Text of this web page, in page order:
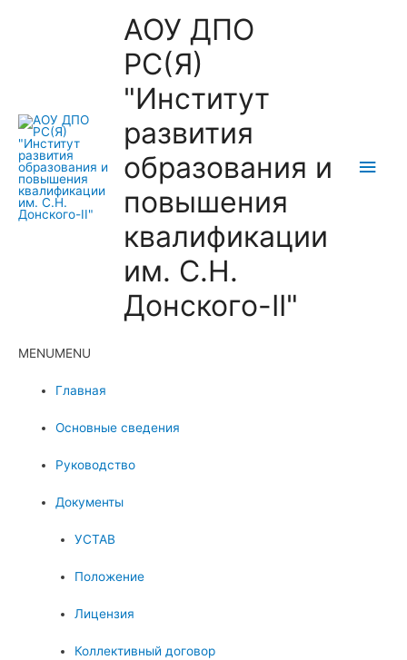
АОУ ДПО
РС(Я)
"Институт
развития
образования и
повышения
квалификации
им. С.Н.
Донского-II"
MENUMENU
Главная
Основные сведения
Руководство
Документы
УСТАВ
Положение
Лицензия
Коллективный договор